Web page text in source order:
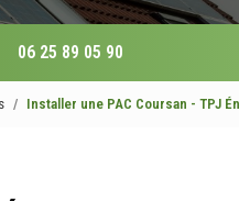
06 25 89 05 90
Installer une PAC Coursan - TPJ